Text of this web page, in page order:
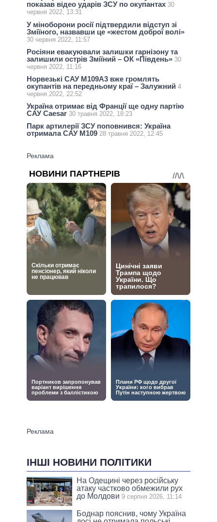
показав відео ударів ЗСУ по окупантах 30
червня 2022, 13:31
У міноборони росії підтвердили відступ зі
Зміїного, назвавши це «жестом доброї волі»
30 червня 2022, 11:57
Росіяни евакуювали залишки гарнізону та
залишили острів Зміїний – ОК «Південь» 30
червня 2022, 11:16
Норвезькі САУ М109А3 вже громлять
окупантів на передньому краї – Залужний 4
червня 2022, 22:52
Україна отримає від Франції ще одну партію
САУ Caesar 30 травня 2022, 18:23
Парк артилерії ЗСУ поповнився: Україна
отримала САУ М109 28 травня 2022, 12:45
ІНШІ НОВИНИ ПОЛІТИКИ
На Одещині через російську
атаку частково обмежили рух
до Молдови 9 серпня 2026, 11:14
Боднар пояснив, чому Україна